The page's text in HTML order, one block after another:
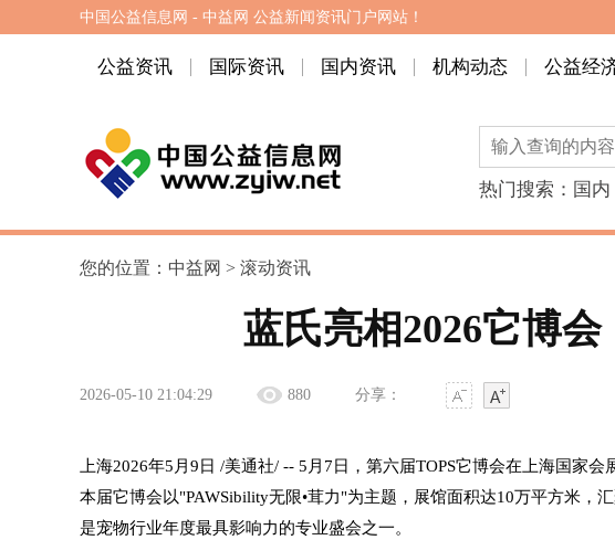
中国公益信息网 - 中益网 公益新闻资讯门户网站！
公益资讯 国际资讯 国内资讯 机构动态 公益经
热门搜索： 国内
您的位置： 中益网 > 滚动资讯
蓝氏亮相2026它博
2026-05-10 21:04:29 880 分享：
上海2026年5月9日 /美通社/ -- 5月7日，第六届TOPS它博会在上海国家
本届它博会以"PAWSibility无限•茸力"为主题，展馆面积达10万平方米，
是宠物行业年度最具影响力的专业盛会之一。